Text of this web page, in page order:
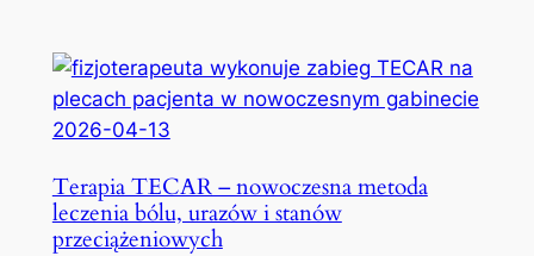
2026-04-13
Terapia TECAR – nowoczesna metoda
leczenia bólu, urazów i stanów
przeciążeniowych